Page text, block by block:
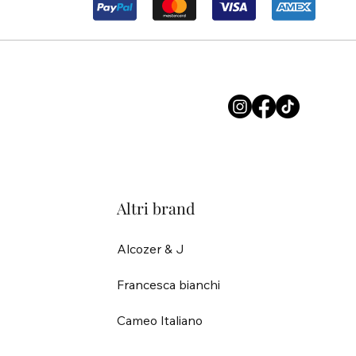
Altri brand
Alcozer & J
Francesca bianchi
Cameo Italiano